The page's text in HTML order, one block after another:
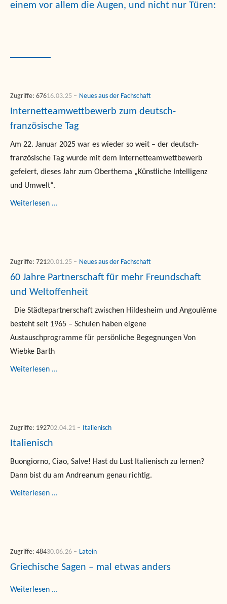
einem vor allem die Augen, und nicht nur Türen:
Internetteamwettbewerb zum deutsch-
französische Tag
Am 22. Januar 2025 war es wieder so weit – der deutsch-
französische Tag wurde mit dem Internetteamwettbewerb
gefeiert, dieses Jahr zum Oberthema „Künstliche Intelligenz
und Umwelt“.
Neues aus der Fachschaft
16.03.25
Zugriffe: 676
Weiterlesen ...
60 Jahre Partnerschaft für mehr Freundschaft
und Weltoffenheit
Die Städtepartnerschaft zwischen Hildesheim und Angoulême
besteht seit 1965 – Schulen haben eigene
Austauschprogramme für persönliche Begegnungen Von
Wiebke Barth
Neues aus der Fachschaft
20.01.25
Zugriffe: 721
Weiterlesen ...
Italienisch
Buongiorno, Ciao, Salve! Hast du Lust Italienisch zu lernen?
Dann bist du am Andreanum genau richtig.
Italienisch
02.04.21
Zugriffe: 1927
Weiterlesen ...
Griechische Sagen – mal etwas anders
Latein
30.06.26
Zugriffe: 484
Weiterlesen ...